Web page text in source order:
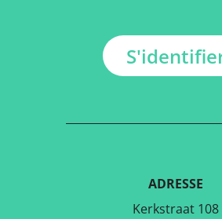
ADRESSE
Kerkstraat 108